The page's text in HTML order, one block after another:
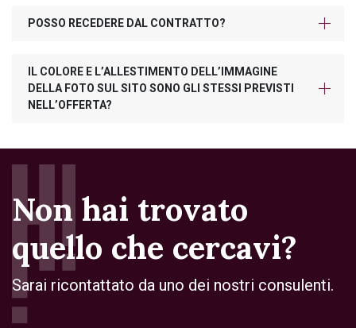
POSSO RECEDERE DAL CONTRATTO?
IL COLORE E L’ALLESTIMENTO DELL’IMMAGINE
DELLA FOTO SUL SITO SONO GLI STESSI PREVISTI
NELL’OFFERTA?
Non hai trovato
quello che cercavi?
Sarai ricontattato da uno dei nostri consulenti.